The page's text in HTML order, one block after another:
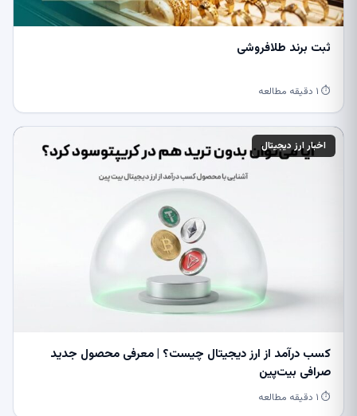
ثبت برند طلافروشی
⏱ ۱ دقیقه مطالعه
اخبار ارز دیجیتال
کسب درآمد از ارز دیجیتال چیست؟ | معرفی محصول جدید
صرافی بیت‌پین
⏱ ۱ دقیقه مطالعه